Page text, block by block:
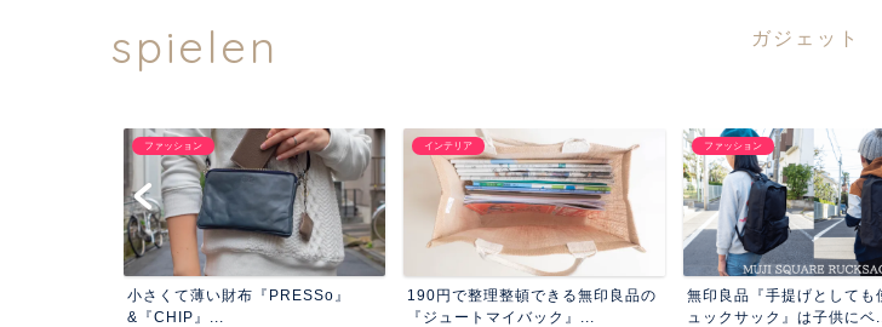
spielen ガジェット
ファッション
小さくて薄い財布『PRESSo』
&『CHIP』...
インテリア
190円で整理整頓できる無印良品の
『ジュートマイバック』...
ファッション
無印良品『手提げとしても
ュックサック』は子供にベ...